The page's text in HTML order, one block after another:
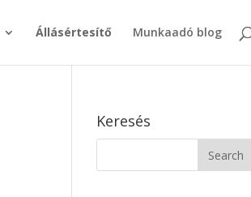
Állásértesítő Munkaadó blog
Keresés